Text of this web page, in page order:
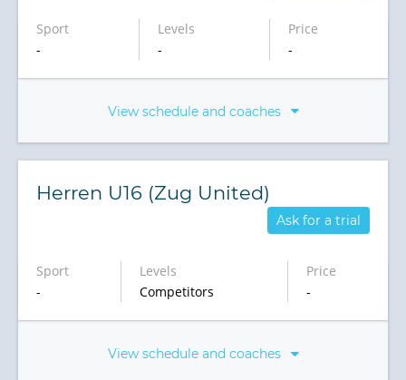
Sport
-
Levels
-
Price
-
View schedule and coaches
Herren U16 (Zug United)
Ask for a trial
Sport
-
Levels
Competitors
Price
-
View schedule and coaches